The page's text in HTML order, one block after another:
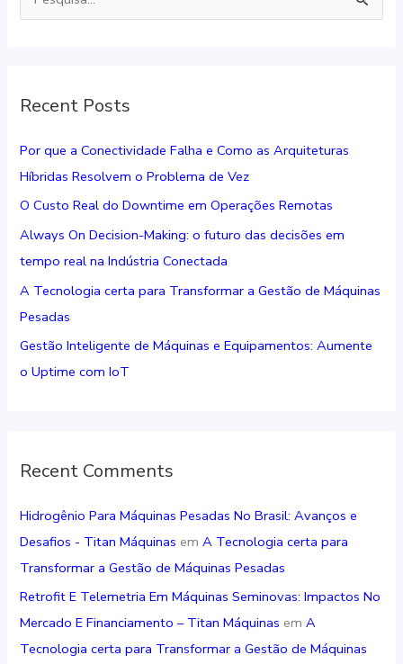
u
s
a
r
p
o
r
:
Recent Posts
Por que a Conectividade Falha e Como as Arquiteturas
Híbridas Resolvem o Problema de Vez
O Custo Real do Downtime em Operações Remotas
Always On Decision-Making: o futuro das decisões em
tempo real na Indústria Conectada
A Tecnologia certa para Transformar a Gestão de Máquinas
Pesadas
Gestão Inteligente de Máquinas e Equipamentos: Aumente
o Uptime com IoT
Recent Comments
Hidrogênio Para Máquinas Pesadas No Brasil: Avanços e
Desafios - Titan Máquinas emA Tecnologia certa para
Transformar a Gestão de Máquinas Pesadas
Retrofit E Telemetria Em Máquinas Seminovas: Impactos No
Mercado E Financiamento – Titan Máquinas emA
Tecnologia certa para Transformar a Gestão de Máquinas